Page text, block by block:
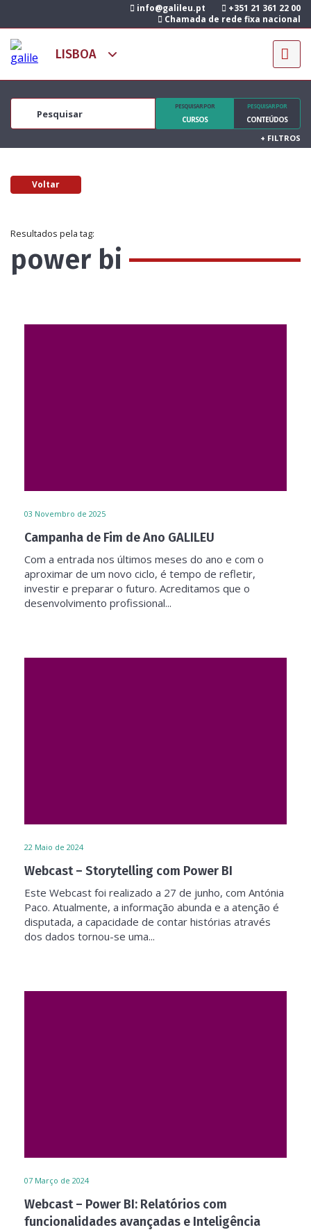
info@galileu.pt
+351 21 361 22 00
Chamada de rede fixa nacional
PESQUISAR POR
CURSOS
PESQUISAR POR
CONTEÚDOS
+ FILTROS
Voltar
Resultados pela tag:
power bi
03 Novembro de 2025
Campanha de Fim de Ano GALILEU
Com a entrada nos últimos meses do ano e com o
aproximar de um novo ciclo, é tempo de refletir,
investir e preparar o futuro. Acreditamos que o
desenvolvimento profissional...
22 Maio de 2024
Webcast – Storytelling com Power BI
Este Webcast foi realizado a 27 de junho, com Antónia
Paco. Atualmente, a informação abunda e a atenção é
disputada, a capacidade de contar histórias através
dos dados tornou-se uma...
07 Março de 2024
Webcast – Power BI: Relatórios com
funcionalidades avançadas e Inteligência